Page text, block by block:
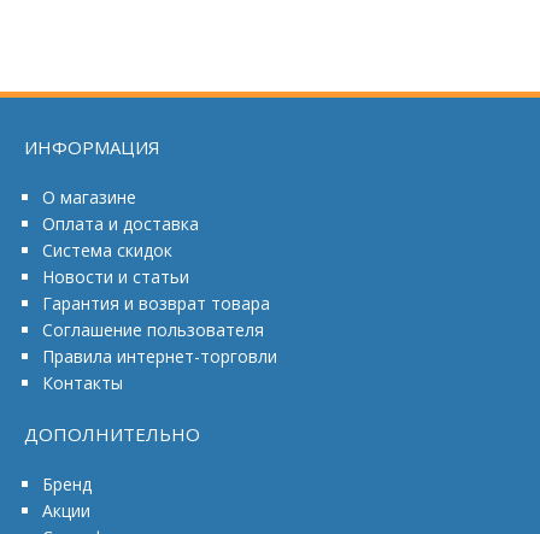
ИНФОРМАЦИЯ
О магазине
Оплата и доставка
Система скидок
Новости и статьи
Гарантия и возврат товара
Соглашение пользователя
Правила интернет-торговли
Контакты
ДОПОЛНИТЕЛЬНО
Бренд
Акции